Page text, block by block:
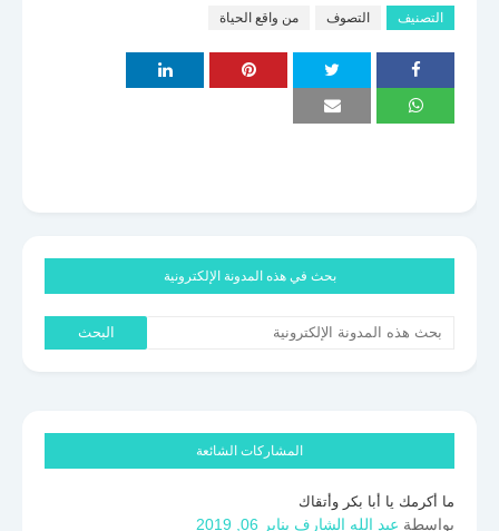
التصنيف التصوف من واقع الحياة
بحث في هذه المدونة الإلكترونية
المشاركات الشائعة
ما أكرمك يا أبا بكر وأتقاك
بواسطة عبد الله الشارف يناير 06, 2019